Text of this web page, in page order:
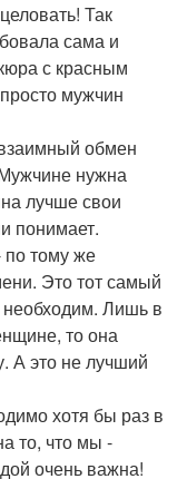
Так
сама и
с красным
мужчин
обмен
нужна
лучше свои
понимает.
по тому же
Это тот самый
Лишь в
то она
А это не лучший
хотя бы раз в
то, что мы -
очень важна!